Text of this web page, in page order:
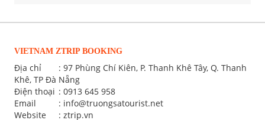
VIETNAM ZTRIP BOOKING
Địa chỉ
: 97 Phùng Chí Kiên, P. Thanh Khê Tây, Q. Thanh
Khê, TP Đà Nẵng
Điện thoại : 0913 645 958
Email
: info@truongsatourist.net
Website
: ztrip.vn